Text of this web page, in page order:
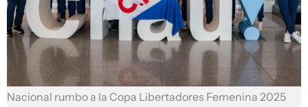
Nacional rumbo a la Copa Libertadores Femenina 2025